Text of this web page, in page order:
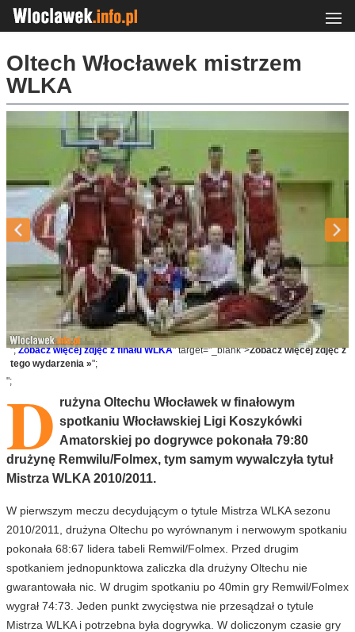
Oltech Włocławek mistrzem
WLKA
";Zobacz więcej zdjęć z finału WLKA" target="_blank">Zobacz więcej zdjęć z
tego wydarzenia »";
";
D rużyna Oltechu Włocławek w finałowym
spotkaniu Włocławskiej Ligi Koszykówki
Amatorskiej po dogrywce pokonała 79:80
drużynę Remwilu/Folmex, tym samym wywalczyła tytuł
Mistrza WLKA 2010/2011.
W pierwszym meczu decydującym o tytule Mistrza WLKA sezonu
2010/2011, drużyna Oltechu po wyrównanym i nerwowym spotkaniu
pokonała 68:67 lidera tabeli Remwil/Folmex. Przed drugim
spotkaniem jednopunktowa zaliczka dla drużyny Oltechu nie
gwarantowała nic. W drugim spotkaniu po 40min gry Remwil/Folmex
wygrał 74:73. Jeden punkt zwycięstwa nie przesądzał o tytule
Mistrza WLKA i potrzebna była dogrywka. W doliczonym czasie gry